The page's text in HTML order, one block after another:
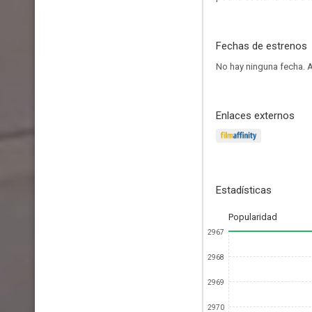
Fechas de estrenos
No hay ninguna fecha.
Enlaces externos
Estadísticas
Popularidad
2967
2968
2969
2970